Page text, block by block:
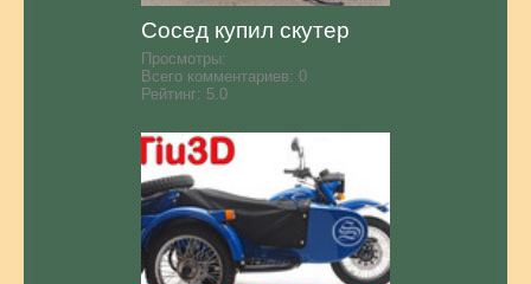
Сосед купил скутер
Просмотры:
Всего комментариев: 0
Рейтинг: 5.0